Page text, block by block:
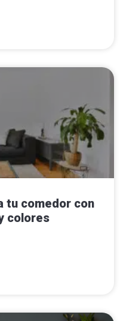
tu comedor con
colores